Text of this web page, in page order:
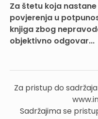
Za štetu koja
povjerenja u
knjiga zbog
objektivno odgovar...
Za pristup do
Sadržajima se